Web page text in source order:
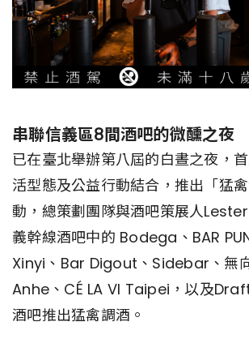
串聯信義區8間酒吧的微醺之夜
已在臺北舉辦第八屆的白晝之夜，
活型態及公益行動結合，推出「猛
動，總策劃團隊與酒吧策展人
義幹線酒吧中的 Bodega、BAR
Xinyi、Bar Digout、Sidebar、無
Anhe、CÉ LA VI Taipei，以及
酒吧推出猛禽調酒。